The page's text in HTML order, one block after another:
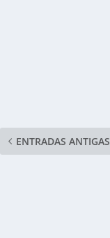
ENTRADAS ANTIGAS